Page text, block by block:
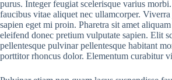
purus. Integer feugiat scelerisque varius
faucibus vitae aliquet nec ullamcorper.
sapien eget mi proin. Pharetra sit amet
eleifend donec pretium vulputate sapien. Elit
pellentesque pulvinar pellentesque habitant
porttitor rhoncus dolor. Elementum curabitur